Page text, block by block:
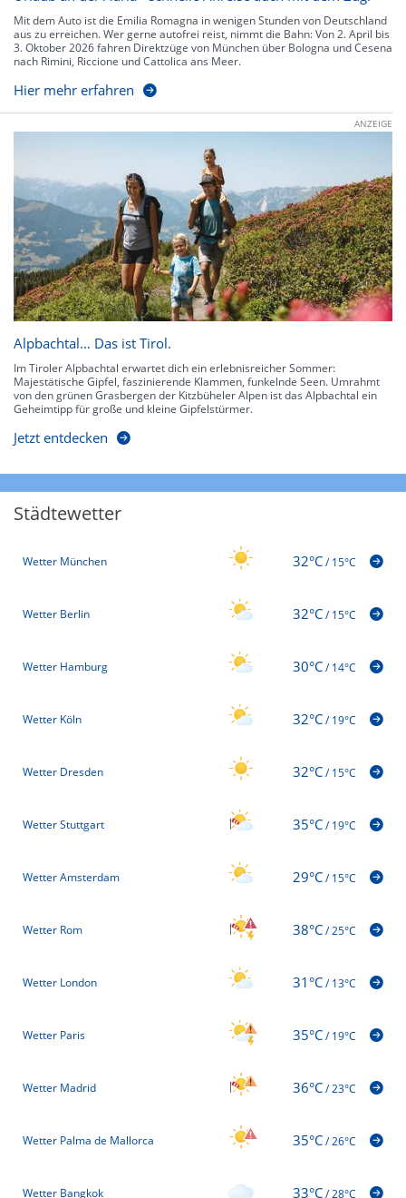
Mit dem Auto ist die Emilia Romagna in wenigen Stunden von Deutschland
aus zu erreichen. Wer gerne autofrei reist, nimmt die Bahn: Von 2. April bis
3. Oktober 2026 fahren Direktzüge von München über Bologna und Cesena
nach Rimini, Riccione und Cattolica ans Meer.
Hier mehr erfahren
ANZEIGE
Alpbachtal… Das ist Tirol.
Im Tiroler Alpbachtal erwartet dich ein erlebnisreicher Sommer:
Majestätische Gipfel, faszinierende Klammen, funkelnde Seen. Umrahmt
von den grünen Grasbergen der Kitzbüheler Alpen ist das Alpbachtal ein
Geheimtipp für große und kleine Gipfelstürmer.
Jetzt entdecken
Städtewetter
Wetter München 32°C/15°C
Wetter Berlin 32°C/15°C
Wetter Hamburg 30°C/14°C
Wetter Köln 32°C/19°C
Wetter Dresden 32°C/15°C
Wetter Stuttgart 35°C/19°C
Wetter Amsterdam 29°C/15°C
Wetter Rom 38°C/25°C
Wetter London 31°C/13°C
Wetter Paris 35°C/19°C
Wetter Madrid 36°C/23°C
Wetter Palma de Mallorca 35°C/26°C
Wetter Bangkok 33°C/28°C